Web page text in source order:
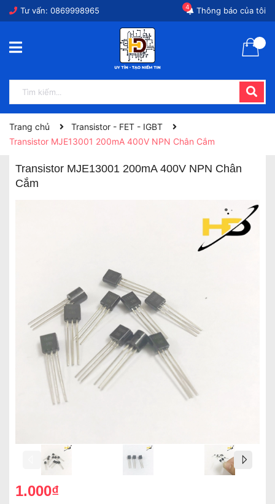
Tư vấn: 0869998965 Thông báo của tôi
4
Trang chủ
Transistor - FET - IGBT
Transistor MJE13001 200mA 400V NPN Chân Cắm
Transistor MJE13001 200mA 400V NPN Chân
Cắm
1.000₫